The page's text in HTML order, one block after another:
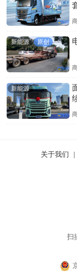
新能源 原创
新能源
关于我们 |
扫